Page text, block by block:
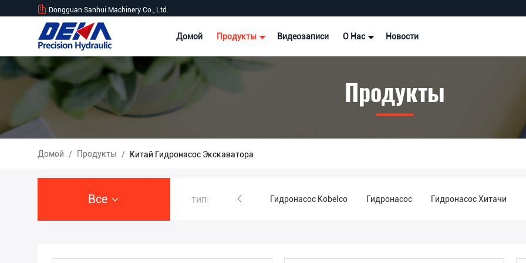
Dongguan Sanhui Machinery Co., Ltd.
Домой Продукты Видеозаписи О Нас Новости
Продукты
Домой / Продукты / Китай Гидронасос Экскаватора
Все тип:
Гидронасос экскаватора Гидронасос Kobelco Гидронасос Гидронасос Хитачи